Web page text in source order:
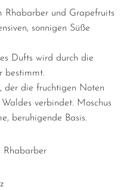
Rhabarber und Grapefruits
sonnigen Süße
Dufts wird durch die
bestimmt.
der die fruchtigen Noten
verbindet. Moschus
beruhigende Basis.
Rhabarber